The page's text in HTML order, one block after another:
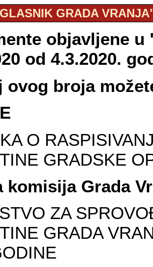
GRADA
objavljene
od 4.3.2020.
ovog broja
O
GRADSKE
komisija Grada
ZA
GRADA